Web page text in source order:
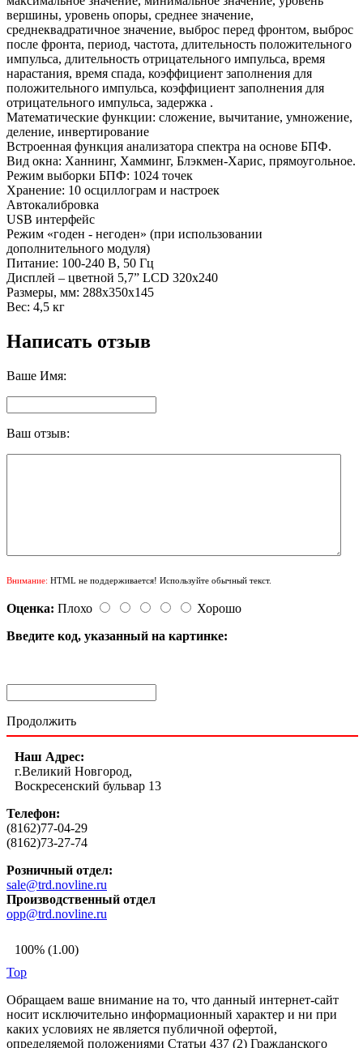
вершины, уровень опоры, среднее значение,
среднеквадратичное значение, выброс перед фронтом, выброс
после фронта, период, частота, длительность положительного
импульса, длительность отрицательного импульса, время
нарастания, время спада, коэффициент заполнения для
положительного импульса, коэффициент заполнения для
отрицательного импульса, задержка .
Математические функции: сложение, вычитание, умножение,
деление, инвертирование
Встроенная функция анализатора спектра на основе БПФ.
Вид окна: Ханнинг, Хамминг, Блэкмен-Харис, прямоугольное.
Режим выборки БПФ: 1024 точек
Хранение: 10 осциллограм и настроек
Автокалибровка
USB интерфейс
Режим «годен - негоден» (при использовании
дополнительного модуля)
Питание: 100-240 В, 50 Гц
Дисплей – цветной 5,7” LCD 320x240
Размеры, мм: 288х350х145
Вес: 4,5 кг
Написать отзыв
Ваше Имя:
Ваш отзыв:
Внимание: HTML не поддерживается! Используйте обычный текст.
Оценка: Плохо
Хорошо
Введите код, указанный на картинке:
Продолжить
Наш Адрес:
г.Великий Новгород,
Воскресенский бульвар 13
Телефон:
(8162)77-04-29
(8162)73-27-74
Розничный отдел:
sale@trd.novline.ru
Производственный отдел
opp@trd.novline.ru
100% (1.00)
Top
Обращаем ваше внимание на то, что данный интернет-сайт
носит исключительно информационный характер и ни при
каких условиях не является публичной офертой,
определяемой положениями Статьи 437 (2) Гражданского